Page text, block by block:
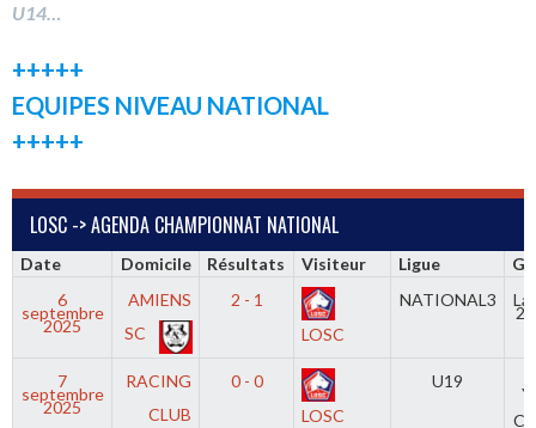
U14…
+++++
EQUIPES NIVEAU NATIONAL
+++++
LOSC -> AGENDA CHAMPIONNAT NATIONAL
Date Domicile Résultats Visiteur Ligue
6
septembre
2025
AMIENS
SC
2 - 1
LOSC
NATIONAL3 La
2
7
septembre
2025
RACING
CLUB
0 - 0
LOSC
U19